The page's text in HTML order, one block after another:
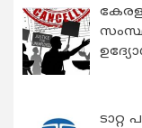
ടാറ്റ